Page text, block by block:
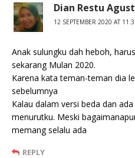
Dian Restu
12 SEPTEMBER 2020 AT
Anak sulungku dah heboh,
sekarang Mulan 2020.
Karena kata teman-teman dia
sebelumnya
Kalau dalam versi beda dan
menurutku. Meski
memang selalu ada
REPLY